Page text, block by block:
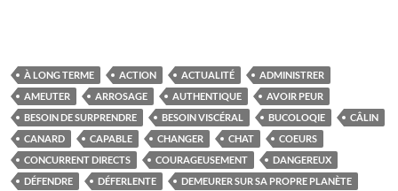
À LONG TERME ACTION ACTUALITÉ
ADMINISTRER
AMEUTER
ARROSAGE AUTHENTIQUE
AVOIR PEUR
BESOIN DE SURPRENDRE
BESOIN VISCÉRAL BUCOLOQIE
CÂLIN
CANARD
CAPABLE CHANGER CHAT
COEURS
CONCURRENT DIRECTS
COURAGEUSEMENT
DANGEREUX
DÉFENDRE
DÉFERLENTE DEMEURER SUR SA PROPRE PLANÈTE